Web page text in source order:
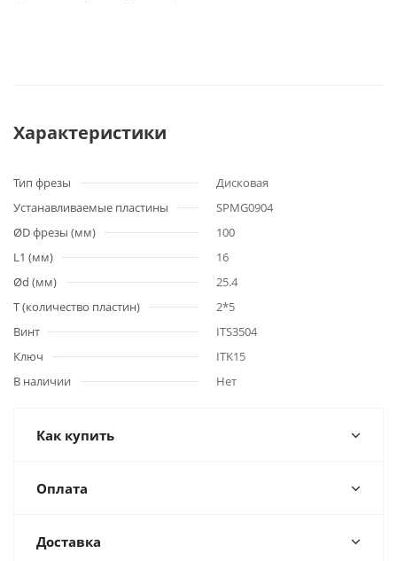
Характеристики
Тип фрезы
Дисковая
Устанавливаемые пластины
SPMG0904
ØD фрезы (мм)
100
L1 (мм)
16
Ød (мм)
25.4
T (количество пластин)
2*5
Винт
ITS3504
Ключ
ITK15
В наличии
Нет
Как купить
Оплата
Доставка